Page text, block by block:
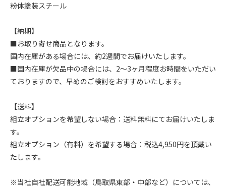
粉体塗装スチール
【納期】
■お取り寄せ商品となります。
国内在庫がある場合には、約2週間でお届けいたします。
■国内在庫が欠品中の場合には、2～3ヶ月程度お時間をいただい
ておりますので、早めのご検討をおすすめいたします。
【送料】
組立オプションを希望しない場合：送料無料にてお届けいたしま
す。
組立オプション（有料）を希望する場合：税込4,950円を頂戴い
たします。
※当社自社配送可能地域（鳥取県東部・中部など）については、